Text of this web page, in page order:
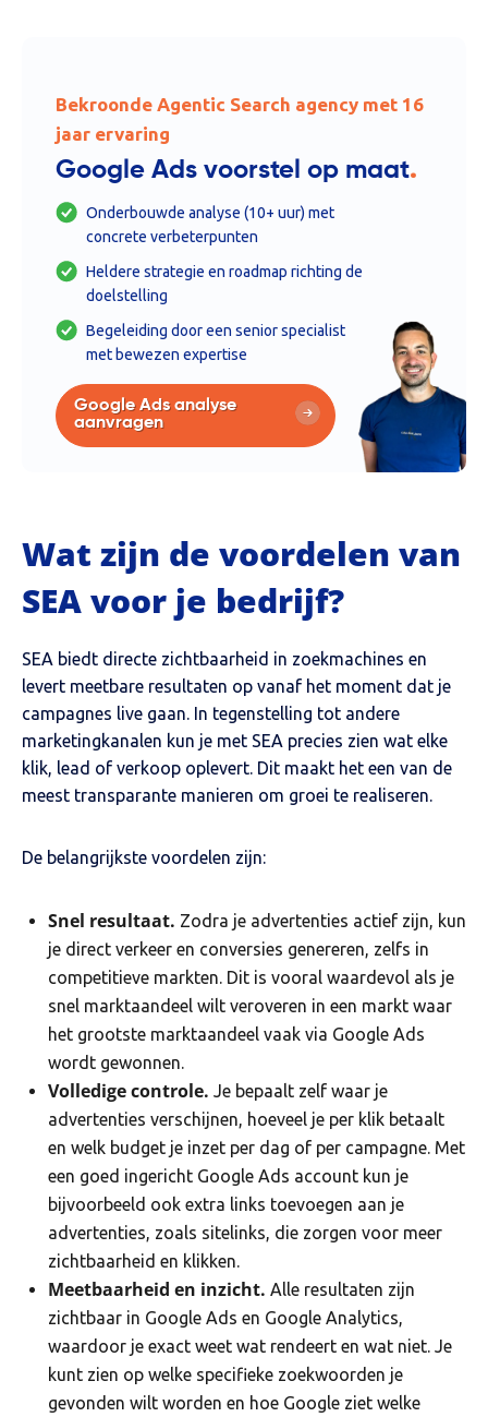
Bekroonde Agentic Search agency met 16
jaar ervaring
Google Ads voorstel op maat.
Onderbouwde analyse (10+ uur) met
concrete verbeterpunten
Heldere strategie en roadmap richting de
doelstelling
Begeleiding door een senior specialist
met bewezen expertise
Google Ads analyse
aanvragen
Wat zijn de voordelen van
SEA voor je bedrijf?
SEA biedt directe zichtbaarheid in zoekmachines en
levert meetbare resultaten op vanaf het moment dat je
campagnes live gaan. In tegenstelling tot andere
marketingkanalen kun je met SEA precies zien wat elke
klik, lead of verkoop oplevert. Dit maakt het een van de
meest transparante manieren om groei te realiseren.
De belangrijkste voordelen zijn:
Snel resultaat. Zodra je advertenties actief zijn, kun
je direct verkeer en conversies genereren, zelfs in
competitieve markten. Dit is vooral waardevol als je
snel marktaandeel wilt veroveren in een markt waar
het grootste marktaandeel vaak via Google Ads
wordt gewonnen.
Volledige controle. Je bepaalt zelf waar je
advertenties verschijnen, hoeveel je per klik betaalt
en welk budget je inzet per dag of per campagne. Met
een goed ingericht Google Ads account kun je
bijvoorbeeld ook extra links toevoegen aan je
advertenties, zoals sitelinks, die zorgen voor meer
zichtbaarheid en klikken.
Meetbaarheid en inzicht. Alle resultaten zijn
zichtbaar in Google Ads en Google Analytics,
waardoor je exact weet wat rendeert en wat niet. Je
kunt zien op welke specifieke zoekwoorden je
gevonden wilt worden en hoe Google ziet welke